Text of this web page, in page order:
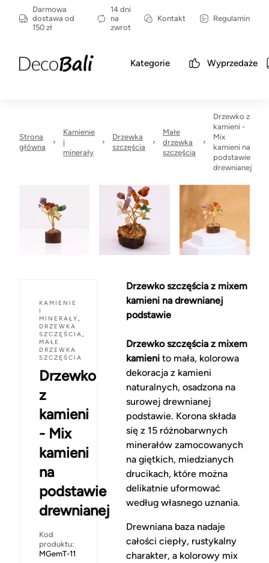
Darmowa
dostawa od
150 zł
14 dni
na
zwrot
Kontakt Regulamin
Kategorie Wyprzedaże
Strona
główna
Kamienie
i
minerały
Drzewka
szczęścia
Małe
drzewka
szczęścia
Drzewko z
kamieni -
Mix
kamieni na
podstawie
drewnianej
KAMIENIE
I
MINERAŁY,
DRZEWKA
SZCZĘŚCIA,
MAŁE
DRZEWKA
SZCZĘŚCIA
Drzewko
z
kamieni
- Mix
kamieni
na
podstawie
drewnianej
Kod
produktu:
MGemT-11
Drzewko szczęścia z mixem
kamieni na drewnianej
podstawie
Drzewko szczęścia z mixem
kamienito mała, kolorowa
dekoracja z kamieni
naturalnych, osadzona na
surowej drewnianej
podstawie. Korona składa
się z 15 różnobarwnych
minerałów zamocowanych
na giętkich, miedzianych
drucikach, które można
delikatnie uformować
według własnego uznania.
Drewniana baza nadaje
całości ciepły, rustykalny
charakter, a kolorowy mix